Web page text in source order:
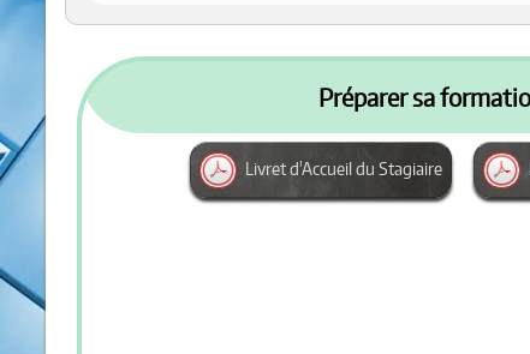
Préparer sa
Livret d'Accueil du Stagiaire